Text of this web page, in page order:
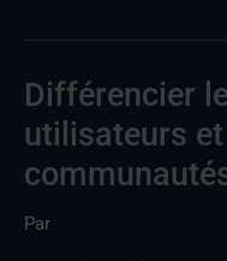
Différencier
utilisateurs
Par
Distinguer
les
utilisateur
et